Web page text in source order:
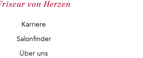
Karriere
Salonfinder
Über uns